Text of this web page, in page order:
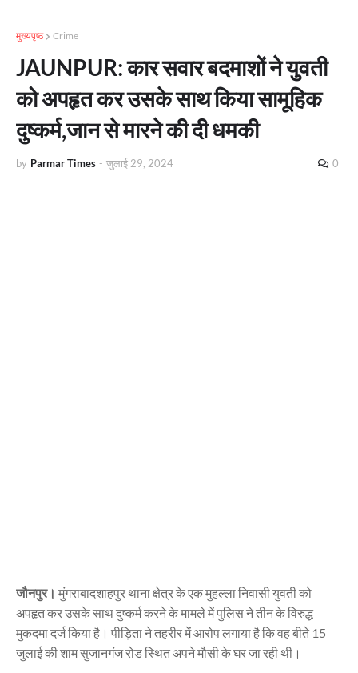
मुख्यपृष्ठ Crime
JAUNPUR: कार सवार बदमाशों ने युवती
को अपहृत कर उसके साथ किया सामूहिक
दुष्कर्म,जान से मारने की दी धमकी
by Parmar Times - जुलाई 29, 2024 0
जौनपुर। मुंगराबादशाहपुर थाना क्षेत्र के एक मुहल्ला निवासी युवती को
अपहृत कर उसके साथ दुष्कर्म करने के मामले में पुलिस ने तीन के विरुद्ध
मुकदमा दर्ज किया है। पीड़िता ने तहरीर में आरोप लगाया है कि वह बीते 15
जुलाई की शाम सुजानगंज रोड स्थित अपने मौसी के घर जा रही थी।